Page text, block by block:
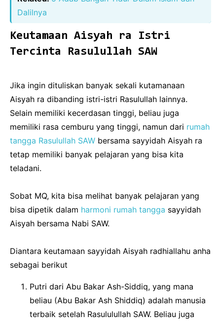
Dalilnya
Keutamaan Aisyah ra Istri
Tercinta Rasulullah SAW
Jika ingin dituliskan banyak sekali kutamanaan
Aisyah ra dibanding istri-istri Rasulullah lainnya.
Selain memiliki kecerdasan tinggi, beliau juga
memiliki rasa cemburu yang tinggi, namun dari rumah
tangga Rasulullah SAW bersama sayyidah Aisyah ra
tetap memiliki banyak pelajaran yang bisa kita
teladani.
Sobat MQ, kita bisa melihat banyak pelajaran yang
bisa dipetik dalam harmoni rumah tangga sayyidah
Aisyah bersama Nabi SAW.
Diantara keutamaan sayyidah Aisyah radhiallahu anha
sebagai berikut
Putri dari Abu Bakar Ash-Siddiq, yang mana
beliau (Abu Bakar Ash Shiddiq) adalah manusia
terbaik setelah Rasululullah SAW. Beliau juga